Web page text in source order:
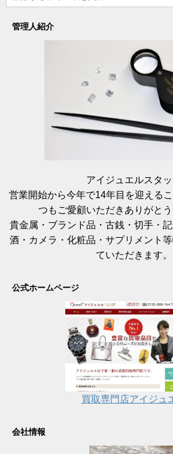
管理人紹介
アイジュエルスタ
営業開始から今年で14年目を迎える
つもご愛顧いただきありがとう
貴金属・ブランド品・古銭・切手・
酒・カメラ・化粧品・サプリメント
ていただきます。
公式ホームページ
買取専門店アイジュ
会社情報